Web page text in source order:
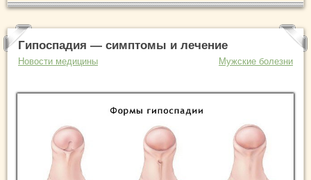
Гипоспадия — симптомы и лечение
Новости медицины Мужские болезни